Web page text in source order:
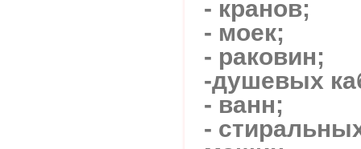
- кранов;
- моек;
- раковин;
-душевых
- ванн;
-